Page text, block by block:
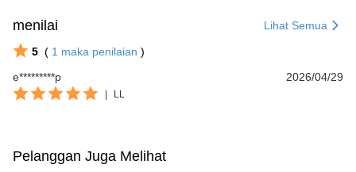
menilai Lihat Semua
5 ( 1 maka penilaian )
e*********p
2026/04/29
LL
Pelanggan Juga Melihat